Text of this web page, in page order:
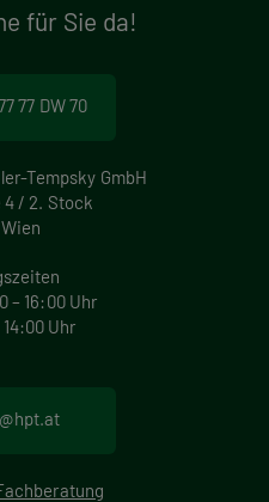
für Sie da!
77 DW 70
Tempsky GmbH
4 / 2. Stock
– 16:00 Uhr
Uhr